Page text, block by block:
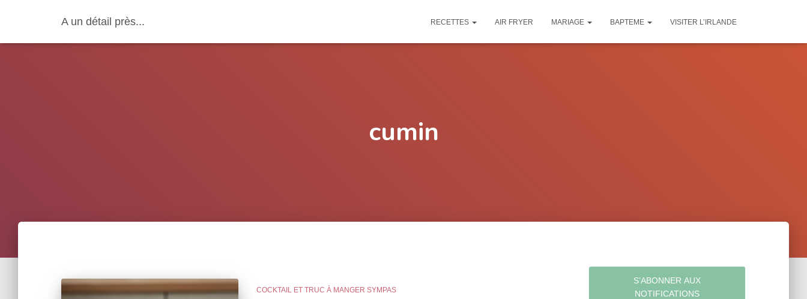
A un détail près... RECETTES AIR FRYER MARIAGE BAPTEME VISITER L’IRLANDE
cumin
COCKTAIL ET TRUC À MANGER SYMPAS
S’ABONNER AUX
NOTIFICATIONS